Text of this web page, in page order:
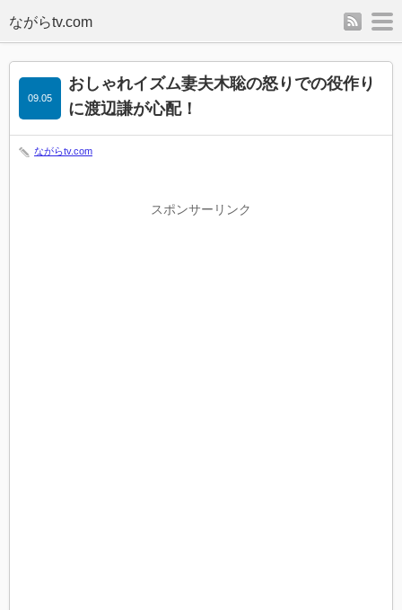
rss
おしゃれイズム妻夫木聡の怒りでの役作り
に渡辺謙が心配！
09.05
ながらtv.com
スポンサーリンク